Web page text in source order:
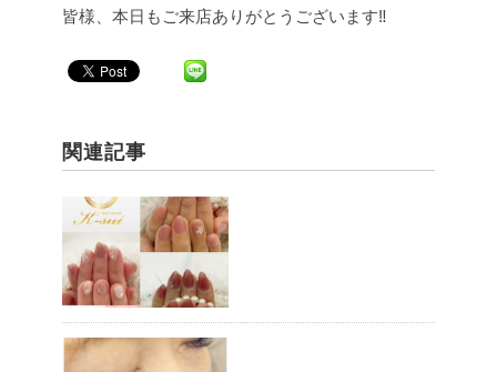
皆様、本日もご来店ありがとうございます‼︎
関連記事